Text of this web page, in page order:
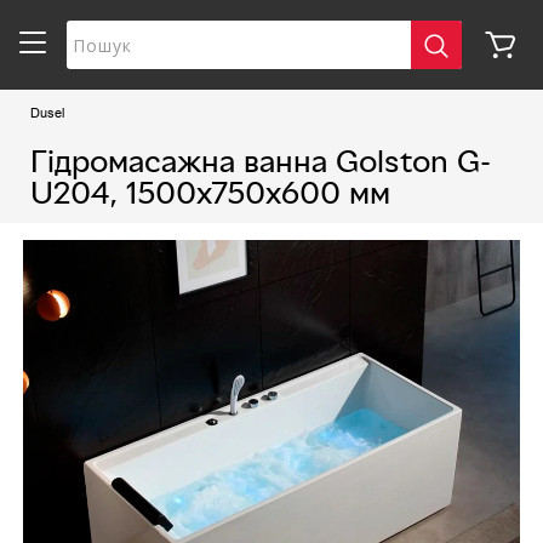
Dusel
Гідромасажна ванна Golston G-
U204, 1500х750х600 мм